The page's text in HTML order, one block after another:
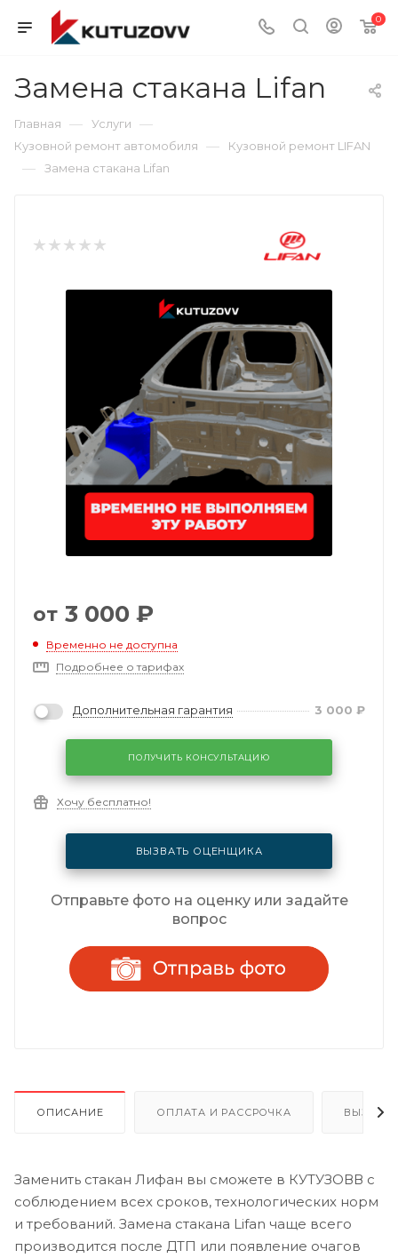
0
Замена стакана Lifan
Главная — Услуги —
Кузовной ремонт автомобиля — Кузовной ремонт LIFAN
— Замена стакана Lifan
от 3 000 ₽
Временно не доступна
Подробнее о тарифах
Дополнительная гарантия 3 000 ₽
ПОЛУЧИТЬ КОНСУЛЬТАЦИЮ
Хочу бесплатно!
ВЫЗВАТЬ ОЦЕНЩИКА
Отправьте фото на оценку или задайте
вопрос
ОПИСАНИЕ ОПЛАТА И РАССРОЧКА ВЫЗОВ
Заменить стакан Лифан вы сможете в КУТУЗОВВ с
соблюдением всех сроков, технологических норм
и требований. Замена стакана Lifan чаще всего
производится после ДТП или появление очагов